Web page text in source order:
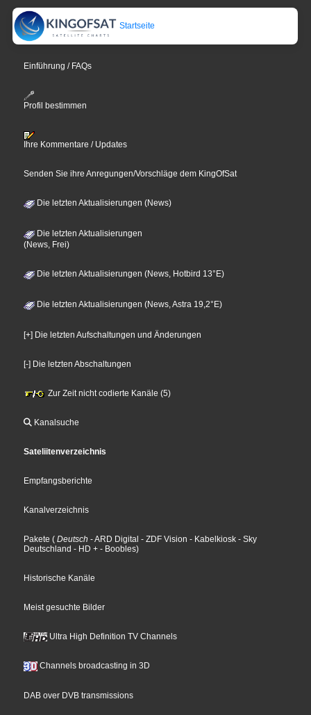
Startseite
Einführung / FAQs
Profil bestimmen
Ihre Kommentare / Updates
Senden Sie ihre Anregungen/Vorschläge dem KingOfSat
Die letzten Aktualisierungen (News)
Die letzten Aktualisierungen
(News, Frei)
Die letzten Aktualisierungen (News, Hotbird 13°E)
Die letzten Aktualisierungen (News, Astra 19,2°E)
[+] Die letzten Aufschaltungen und Änderungen
[-] Die letzten Abschaltungen
Zur Zeit nicht codierte Kanäle (5)
Kanalsuche
Sateliitenverzeichnis
Empfangsberichte
Kanalverzeichnis
Pakete ( Deutsch - ARD Digital - ZDF Vision - Kabelkiosk - Sky
Deutschland - HD + - Boobles)
Historische Kanäle
Meist gesuchte Bilder
Ultra High Definition TV Channels
Channels broadcasting in 3D
DAB over DVB transmissions